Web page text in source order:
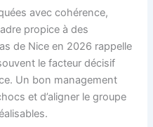
avec cohérence,
propice à des
de Nice en 2026 rappelle
le facteur décisif
Un bon management
et d’aligner le groupe